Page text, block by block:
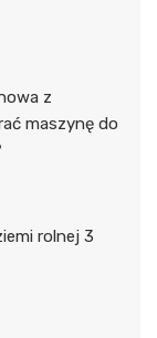
z
maszynę do
rolnej 3